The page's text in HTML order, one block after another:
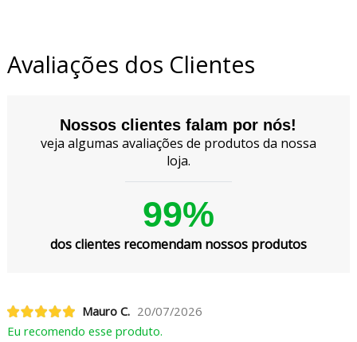
Avaliações dos Clientes
Nossos clientes falam por nós!
veja algumas avaliações de produtos da nossa
loja.
99%
dos clientes recomendam nossos produtos
Mauro C. 20/07/2026
Eu recomendo esse produto.